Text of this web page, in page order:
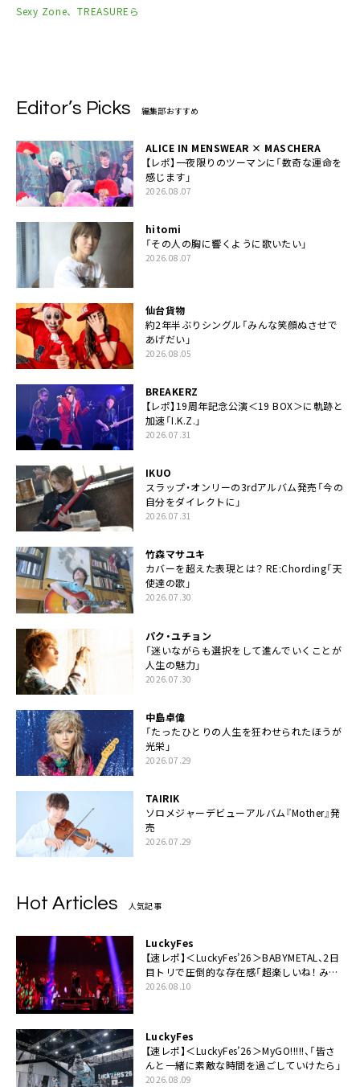
Sexy Zone、TREASUREら
Editor’s Picks 編集部おすすめ
ALICE IN MENSWEAR × MASCHERA
【レポ】一夜限りのツーマンに「数奇な運命を
感じます」
2026.08.07
hitomi
「その人の胸に響くように歌いたい」
2026.08.07
仙台貨物
約2年半ぶりシングル「みんな笑顔ぬさせで
あげだい」
2026.08.05
BREAKERZ
【レポ】19周年記念公演＜19 BOX＞に軌跡と
加速「I.K.Z.」
2026.07.31
IKUO
スラップ・オンリーの3rdアルバム発売「今の
自分をダイレクトに」
2026.07.31
竹森マサユキ
カバーを超えた表現とは？ RE:Chording「天
使達の歌」
2026.07.30
パク・ユチョン
「迷いながらも選択をして進んでいくことが
人生の魅力」
2026.07.30
中島卓偉
「たったひとりの人生を狂わせられたほうが
光栄」
2026.07.29
TAIRIK
ソロメジャーデビューアルバム『Mother』発
売
2026.07.29
Hot Articles 人気記事
LuckyFes
【速レポ】＜LuckyFes’26＞BABYMETAL、2日
目トリで圧倒的な存在感「超楽しいね！ みん
なありがとう！」
2026.08.10
LuckyFes
【速レポ】＜LuckyFes’26＞MyGO!!!!!、「皆さ
んと一緒に素敵な時間を過ごしていけたら」
2026.08.09